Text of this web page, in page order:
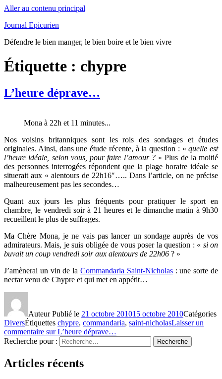
Aller au contenu principal
Journal Epicurien
Défendre le bien manger, le bien boire et le bien vivre
Étiquette : chypre
L’heure déprave…
Mona à 22h et 11 minutes...
Nos voisins britanniques sont les rois des sondages et études
originales. Ainsi, dans une étude récente, à la question : «quelle est
l’heure idéale, selon vous, pour faire l’amour ?» Plus de la moitié
des personnes interrogées répondent que la plage horaire idéale se
situerait aux « alentours de 22h16″….. Dans l’article, on ne précise
malheureusement pas les secondes…
Quant aux jours les plus fréquents pour pratiquer le sport en
chambre, le vendredi soir à 21 heures et le dimanche matin à 9h30
recueillent le plus de suffrages.
Ma Chère Mona, je ne vais pas lancer un sondage auprès de vos
admirateurs. Mais, je suis obligée de vous poser la question : « si on
buvait un coup vendredi soir aux alentours de 22h06 ? »
J’amènerai un vin de la Commandaria Saint-Nicholas: une sorte de
nectar venu de Chypre et qui met en appétit…
AuteurPublié le 21 octobre 201015 octobre 2010Catégories
DiversÉtiquettes chypre, commandaria, saint-nicholasLaisser un
commentaire sur L’heure déprave…
Recherche pour :
Recherche
Articles récents